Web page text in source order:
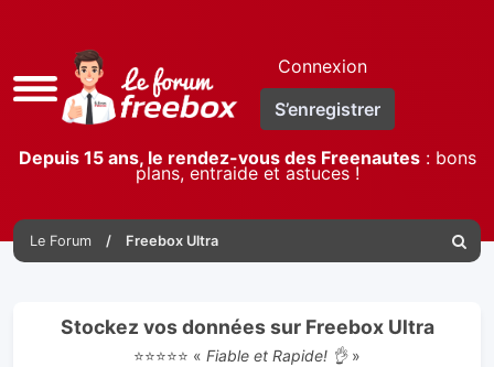
Accès
rapide
Connexion
S’enregistrer
Depuis 15 ans, le rendez-vous des Freenautes: bons
plans, entraide et astuces !
Le Forum Freebox Ultra
Stockez vos données sur Freebox Ultra
⭐⭐⭐⭐⭐ « Fiable et Rapide! 👌»